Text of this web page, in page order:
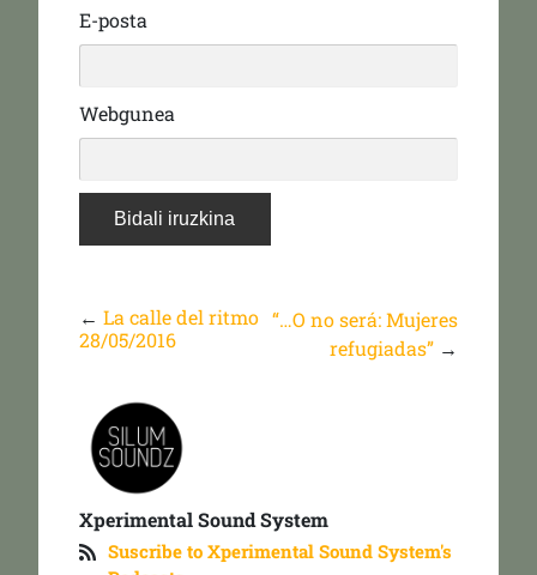
E-posta
Webgunea
← La calle del ritmo
28/05/2016
“…O no será: Mujeres
refugiadas” →
Xperimental Sound System
Suscribe to Xperimental Sound System's